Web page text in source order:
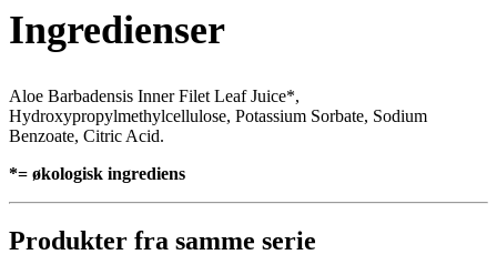
Ingredienser
Aloe Barbadensis Inner Filet Leaf Juice*,
Hydroxypropylmethylcellulose, Potassium Sorbate, Sodium
Benzoate, Citric Acid.
*= økologisk ingrediens
Produkter fra samme serie